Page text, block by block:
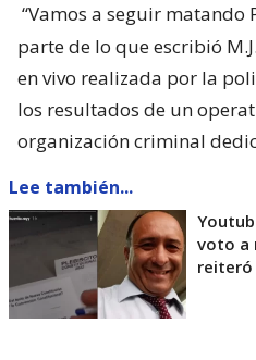
“Vamos a seguir matando
parte de lo que escribió
en vivo realizada por la
los resultados de un
organización criminal
Lee también...
voto a
reiteró